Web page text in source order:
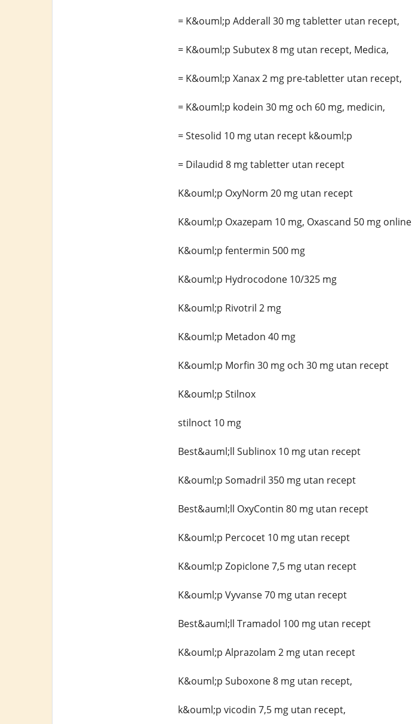
= K&ouml;p Adderall 30 mg tabletter utan recept,
= K&ouml;p Subutex 8 mg utan recept, Medica,
= K&ouml;p Xanax 2 mg pre-tabletter utan recept,
= K&ouml;p kodein 30 mg och 60 mg, medicin,
= Stesolid 10 mg utan recept k&ouml;p
= Dilaudid 8 mg tabletter utan recept
K&ouml;p OxyNorm 20 mg utan recept
K&ouml;p Oxazepam 10 mg, Oxascand 50 mg online
K&ouml;p fentermin 500 mg
K&ouml;p Hydrocodone 10/325 mg
K&ouml;p Rivotril 2 mg
K&ouml;p Metadon 40 mg
K&ouml;p Morfin 30 mg och 30 mg utan recept
K&ouml;p Stilnox
stilnoct 10 mg
Best&auml;ll Sublinox 10 mg utan recept
K&ouml;p Somadril 350 mg utan recept
Best&auml;ll OxyContin 80 mg utan recept
K&ouml;p Percocet 10 mg utan recept
K&ouml;p Zopiclone 7,5 mg utan recept
K&ouml;p Vyvanse 70 mg utan recept
Best&auml;ll Tramadol 100 mg utan recept
K&ouml;p Alprazolam 2 mg utan recept
K&ouml;p Suboxone 8 mg utan recept,
k&ouml;p vicodin 7,5 mg utan recept,